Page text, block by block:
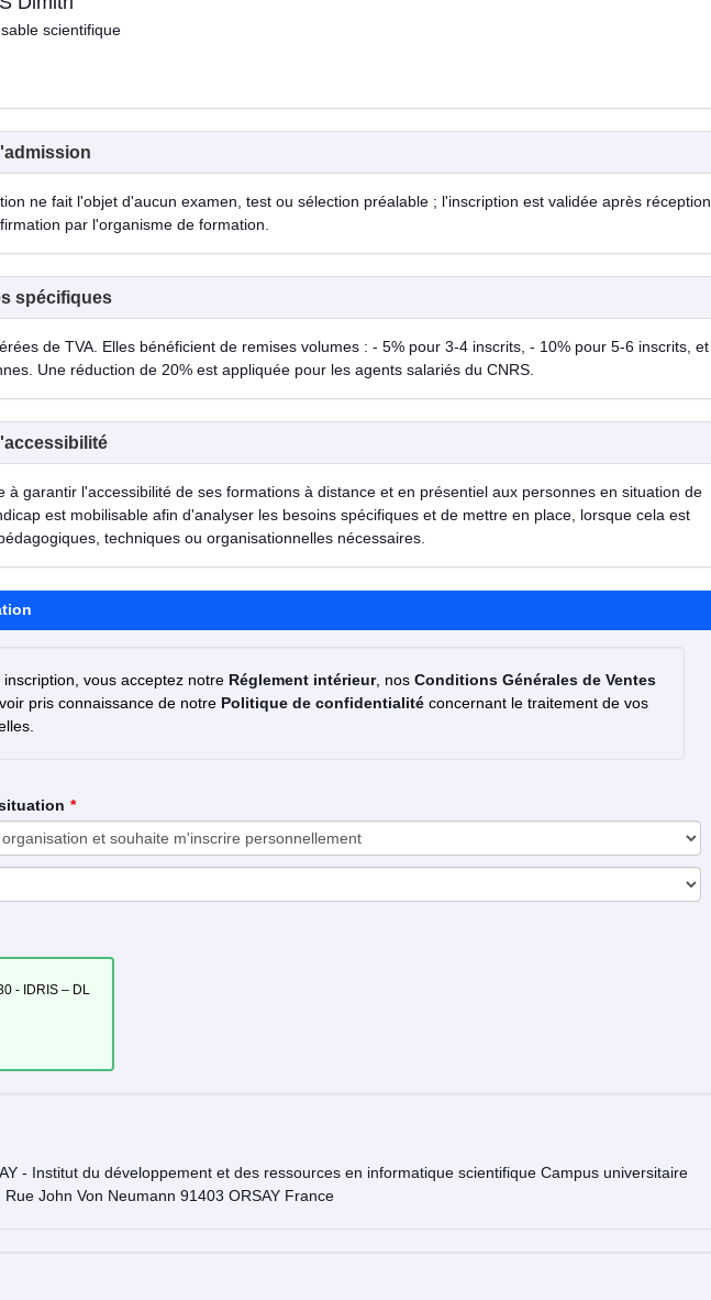
scientifique
ne fait l'objet d'aucun examen, test ou sélection préalable ; l'inscription est validée après réception
par l'organisme de formation.
spécifiques
de TVA. Elles bénéficient de remises volumes : - 5% pour 3-4 inscrits, - 10% pour 5-6 inscrits, et
Une réduction de 20% est appliquée pour les agents salariés du CNRS.
à garantir l'accessibilité de ses formations à distance et en présentiel aux personnes en situation de
est mobilisable afin d'analyser les besoins spécifiques et de mettre en place, lorsque cela est
techniques ou organisationnelles nécessaires.
vous acceptez notre Réglement intérieur, nos Conditions Générales de Ventes
pris connaissance de notre Politique de confidentialité concernant le traitement de vos
John Von Neumann 91403 ORSAY France